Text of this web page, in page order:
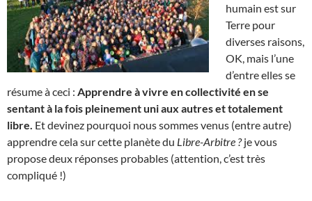
humain est sur
Terre pour
diverses raisons,
OK, mais l’une
d’entre elles se
résume à ceci : Apprendre à vivre en collectivité en se
sentant à la fois pleinement uni aux autres et totalement
libre. Et devinez pourquoi nous sommes venus (entre autre)
apprendre cela sur cette planète du Libre-Arbitre ?je vous
propose deux réponses probables (attention, c’est très
compliqué !)